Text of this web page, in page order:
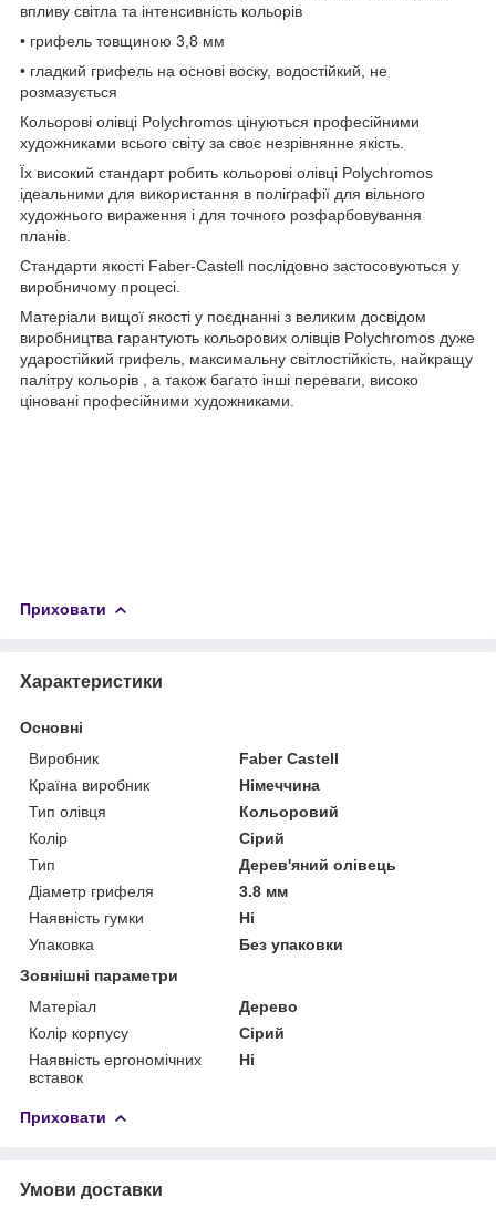
впливу світла та інтенсивність кольорів
• грифель товщиною 3,8 мм
• гладкий грифель на основі воску, водостійкий, не
розмазується
Кольорові олівці Polychromos цінуються професійними
художниками всього світу за своє незрівнянне якість.
Їх високий стандарт робить кольорові олівці Polychromos
ідеальними для використання в поліграфії для вільного
художнього вираження і для точного розфарбовування
планів.
Стандарти якості Faber-Castell послідовно застосовуються у
виробничому процесі.
Матеріали вищої якості у поєднанні з великим досвідом
виробництва гарантують кольорових олівців Polychromos дуже
ударостійкий грифель, максимальну світлостійкість, найкращу
палітру кольорів , а також багато інші переваги, високо
ціновані професійними художниками.
Приховати
Характеристики
Основні
Виробник
Faber Castell
Країна виробник
Німеччина
Тип олівця
Кольоровий
Колір
Сірий
Тип
Дерев'яний олівець
Діаметр грифеля
3.8 мм
Наявність гумки
Ні
Упаковка
Без упаковки
Зовнішні параметри
Матеріал
Дерево
Колір корпусу
Сірий
Наявність ергономічних
вставок
Ні
Приховати
Умови доставки